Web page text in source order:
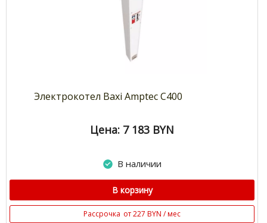
Электрокотел Baxi Amptec С400
Цена: 7 183 BYN
В наличии
В корзину
Рассрочка от 227 BYN / мес